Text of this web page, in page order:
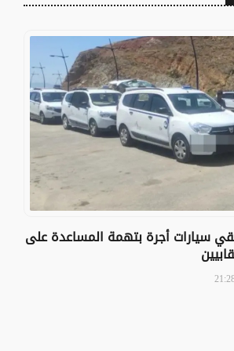
سيارات أجرة بتهمة المساعدة على